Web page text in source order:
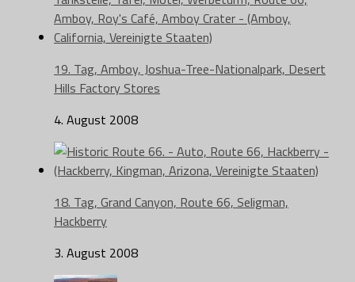
19. Tag, Amboy, Joshua-Tree-Nationalpark, Desert
Hills Factory Stores
4. August 2008
18. Tag, Grand Canyon, Route 66, Seligman,
Hackberry
3. August 2008